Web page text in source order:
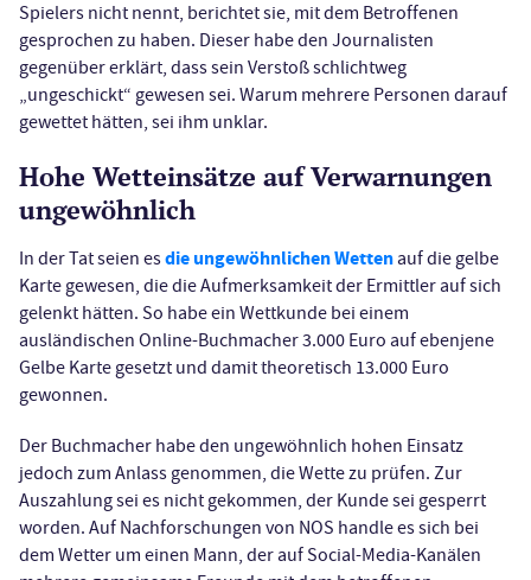
Spielers nicht nennt, berichtet sie, mit dem Betroffenen
gesprochen zu haben. Dieser habe den Journalisten
gegenüber erklärt, dass sein Verstoß schlichtweg
„ungeschickt“ gewesen sei. Warum mehrere Personen darauf
gewettet hätten, sei ihm unklar.
Hohe Wetteinsätze auf Verwarnungen
ungewöhnlich
In der Tat seien esdie ungewöhnlichen Wettenauf die gelbe
Karte gewesen, die die Aufmerksamkeit der Ermittler auf sich
gelenkt hätten. So habe ein Wettkunde bei einem
ausländischen Online-Buchmacher 3.000 Euro auf ebenjene
Gelbe Karte gesetzt und damit theoretisch 13.000 Euro
gewonnen.
Der Buchmacher habe den ungewöhnlich hohen Einsatz
jedoch zum Anlass genommen, die Wette zu prüfen. Zur
Auszahlung sei es nicht gekommen, der Kunde sei gesperrt
worden. Auf Nachforschungen von NOS handle es sich bei
dem Wetter um einen Mann, der auf Social-Media-Kanälen